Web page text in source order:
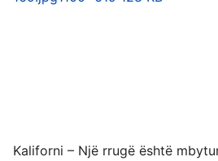
Kaliforni – Një rrugë është